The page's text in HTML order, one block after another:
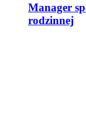
Manager
rodzinnej